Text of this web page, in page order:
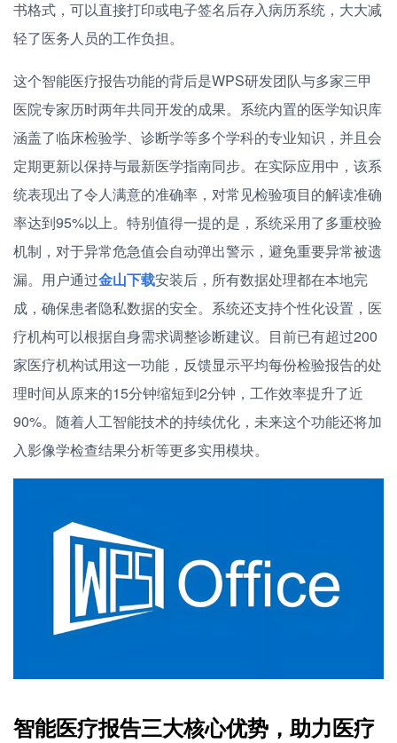
书格式，可以直接打印或电子签名后存入病历系统，大大减
轻了医务人员的工作负担。
这个智能医疗报告功能的背后是WPS研发团队与多家三甲
医院专家历时两年共同开发的成果。系统内置的医学知识库
涵盖了临床检验学、诊断学等多个学科的专业知识，并且会
定期更新以保持与最新医学指南同步。在实际应用中，该系
统表现出了令人满意的准确率，对常见检验项目的解读准确
率达到95%以上。特别值得一提的是，系统采用了多重校验
机制，对于异常危急值会自动弹出警示，避免重要异常被遗
漏。用户通过金山下载安装后，所有数据处理都在本地完
成，确保患者隐私数据的安全。系统还支持个性化设置，医
疗机构可以根据自身需求调整诊断建议。目前已有超过200
家医疗机构试用这一功能，反馈显示平均每份检验报告的处
理时间从原来的15分钟缩短到2分钟，工作效率提升了近
90%。随着人工智能技术的持续优化，未来这个功能还将加
入影像学检查结果分析等更多实用模块。
智能医疗报告三大核心优势，助力医疗